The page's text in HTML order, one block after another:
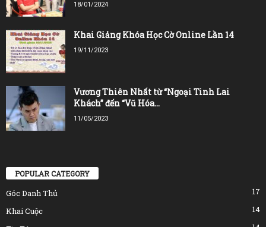
18/01/2024
Khai Giảng Khóa Học Cờ Online Lần 14
19/11/2023
Vương Thiên Nhất từ “Ngoại Tinh Lai
Khách” đến “Vũ Hóa...
11/05/2023
POPULAR CATEGORY
Góc Danh Thủ
17
Khai Cuộc
14